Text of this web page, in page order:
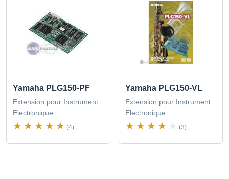
Yamaha PLG150-PF
Extension pour Instrument
Electronique
(4)
Yamaha PLG150-VL
Extension pour Instrument
Electronique
(3)